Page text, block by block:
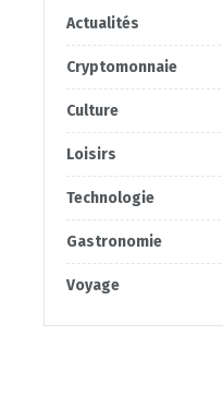
Actualités
Cryptomonnaie
Culture
Loisirs
Technologie
Gastronomie
Voyage